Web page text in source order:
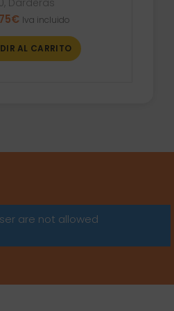
€ Iva incluido
AL CARRITO
are not allowed